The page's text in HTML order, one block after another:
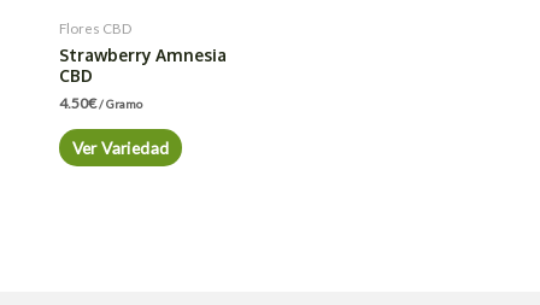
Flores CBD
Strawberry Amnesia
CBD
4.50€/ Gramo
Ver Variedad